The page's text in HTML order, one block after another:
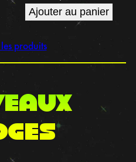
Ajouter au panier
produits